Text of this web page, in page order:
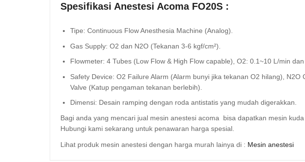
Spesifikasi Anestesi Acoma FO20S :
Tipe: Continuous Flow Anesthesia Machine (Analog).
Gas Supply: O2 dan N2O (Tekanan 3-6 kgf/cm²).
Flowmeter: 4 Tubes (Low Flow & High Flow capable), O2: 0.1~10 L/min
Safety Device: O2 Failure Alarm (Alarm bunyi jika tekanan O2 hilang),
Valve (Katup pengaman tekanan berlebih).
Dimensi: Desain ramping dengan roda antistatis yang mudah digerakkan.
Bagi anda yang mencari jual mesin anestesi acoma bisa dapatkan mesin
Hubungi kami sekarang untuk penawaran harga spesial.
Lihat produk mesin anestesi dengan harga murah lainya di : Mesin anestesi